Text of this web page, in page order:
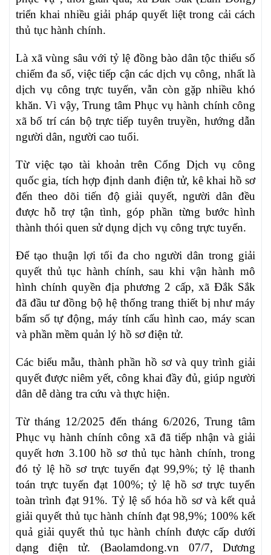
triển khai nhiều giải pháp quyết liệt trong cải cách
thủ tục hành chính.
Là xã vùng sâu với tỷ lệ đồng bào dân tộc thiểu số
chiếm đa số, việc tiếp cận các dịch vụ công, nhất là
dịch vụ công trực tuyến, vẫn còn gặp nhiều khó
khăn. Vì vậy, Trung tâm Phục vụ hành chính công
xã bố trí cán bộ trực tiếp tuyên truyền, hướng dẫn
người dân, người cao tuổi.
Từ việc tạo tài khoản trên Cổng Dịch vụ công
quốc gia, tích hợp định danh điện tử, kê khai hồ sơ
đến theo dõi tiến độ giải quyết, người dân đều
được hỗ trợ tận tình, góp phần từng bước hình
thành thói quen sử dụng dịch vụ công trực tuyến.
Để tạo thuận lợi tối đa cho người dân trong giải
quyết thủ tục hành chính, sau khi vận hành mô
hình chính quyền địa phương 2 cấp, xã Đắk Sắk
đã đầu tư đồng bộ hệ thống trang thiết bị như máy
bấm số tự động, máy tính cấu hình cao, máy scan
và phần mềm quản lý hồ sơ điện tử.
Các biểu mẫu, thành phần hồ sơ và quy trình giải
quyết được niêm yết, công khai đầy đủ, giúp người
dân dễ dàng tra cứu và thực hiện.
Từ tháng 12/2025 đến tháng 6/2026, Trung tâm
Phục vụ hành chính công xã đã tiếp nhận và giải
quyết hơn 3.100 hồ sơ thủ tục hành chính, trong
đó tỷ lệ hồ sơ trực tuyến đạt 99,9%; tỷ lệ thanh
toán trực tuyến đạt 100%; tỷ lệ hồ sơ trực tuyến
toàn trình đạt 91%. Tỷ lệ số hóa hồ sơ và kết quả
giải quyết thủ tục hành chính đạt 98,9%; 100% kết
quả giải quyết thủ tục hành chính được cấp dưới
dạng điện tử. (Baolamdong.vn 07/7, Dương